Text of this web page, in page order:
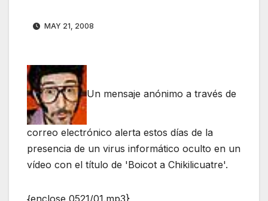
MAY 21, 2008
Un mensaje anónimo a través de
correo electrónico alerta estos días de la
presencia de un virus informático oculto en un
vídeo con el título de 'Boicot a Chikilicuatre'.